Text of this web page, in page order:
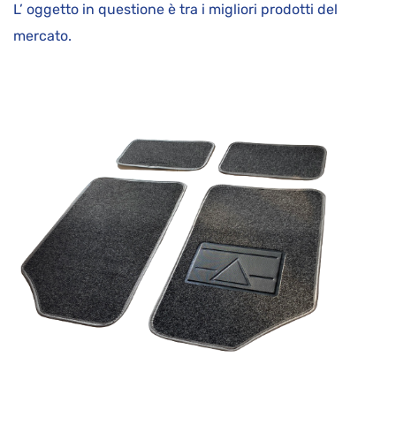
L’ oggetto in questione è tra i migliori prodotti del
mercato.